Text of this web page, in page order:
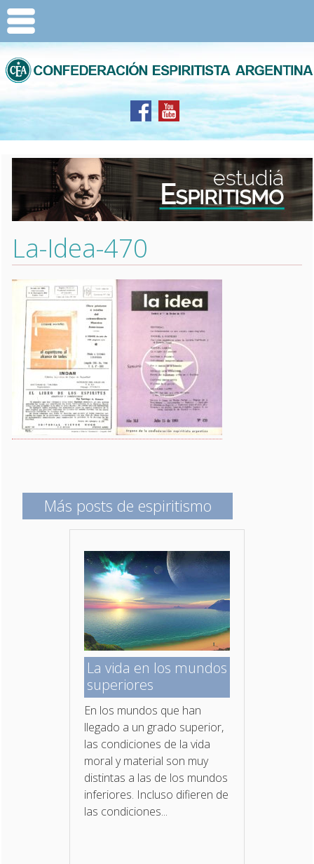
La-Idea-470
Más posts de espiritismo
La vida en los mundos
superiores
En los mundos que han
llegado a un grado superior,
las condiciones de la vida
moral y material son muy
distintas a las de los mundos
inferiores. Incluso difieren de
las condiciones...